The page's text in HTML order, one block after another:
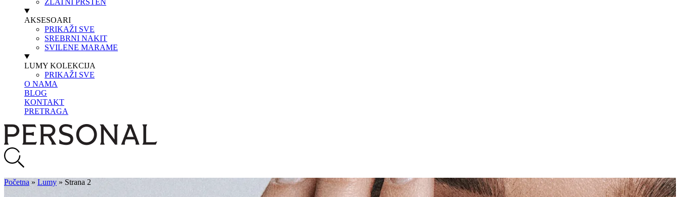
ZLATNI PRSTEN
AKSESOARI
PRIKAŽI SVE
SREBRNI NAKIT
SVILENE MARAME
LUMY KOLEKCIJA
PRIKAŽI SVE
O NAMA
BLOG
KONTAKT
PRETRAGA
Početna » Lumy » Strana 2